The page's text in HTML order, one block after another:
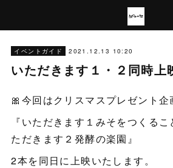
イベントガイド 2021.12.13 10:20
いただきます１・２同時上
🎀今回はクリスマスプレゼント企
『いただきます１みそをつくる
ただきます２発酵の楽園』
2本を同日に上映いたします。